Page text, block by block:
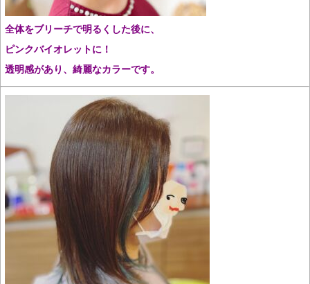
全体をブリーチで明るくした後に、
ピンクバイオレットに！
透明感があり、綺麗なカラーです。